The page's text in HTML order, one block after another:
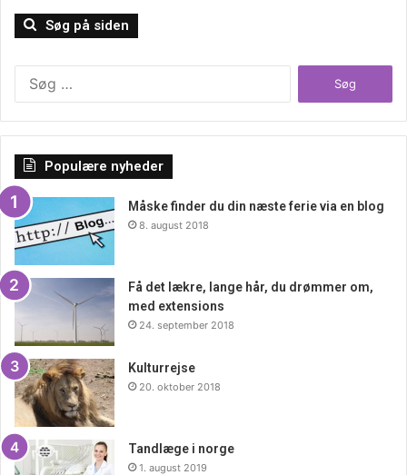
Søg på siden
Populære nyheder
Måske finder du din næste ferie via en blog
8. august 2018
Få det lækre, lange hår, du drømmer om,
med extensions
24. september 2018
Kulturrejse
20. oktober 2018
Tandlæge i norge
1. august 2019